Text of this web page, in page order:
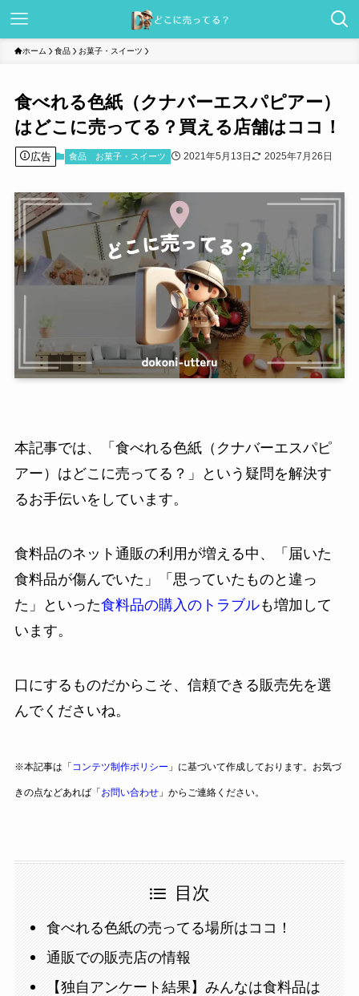
ホーム 食品 お菓子・スイーツ
食べれる色紙（クナバーエスパピアー）
はどこに売ってる？買える店舗はココ！
広告 食品 お菓子・スイーツ 2021年5月13日 2025年7月26日
本記事では、「食べれる色紙（クナバーエスパピ
アー）はどこに売ってる？」という疑問を解決す
るお手伝いをしています。
食料品のネット通販の利用が増える中、「届いた
食料品が傷んでいた」「思っていたものと違っ
た」といった食料品の購入のトラブルも増加して
います。
口にするものだからこそ、信頼できる販売先を選
んでくださいね。
※本記事は「 コンテツ制作ポリシー 」に基づいて作成しております。お気づ
きの点などあれば「お問い合わせ」からご連絡ください。
目次
食べれる色紙の売ってる場所はココ！
通販での販売店の情報
【独自アンケート結果】みんなは食料品は